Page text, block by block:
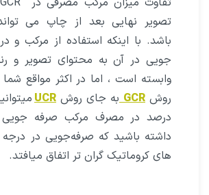
تصویر نهایی بعد از چاپ می
باشد. با اینکه استفاده از مرکب و
جویی در آن به محتوای تصویر و
وابسته است ، اما در اکثر مواقع شما
روش GCR به جای روش UCR
درصد در مصرف مرکب صرفه
داشته باشید که صرفه‌جویی در
های کروماتیک گران تر اتفاق میافتد.